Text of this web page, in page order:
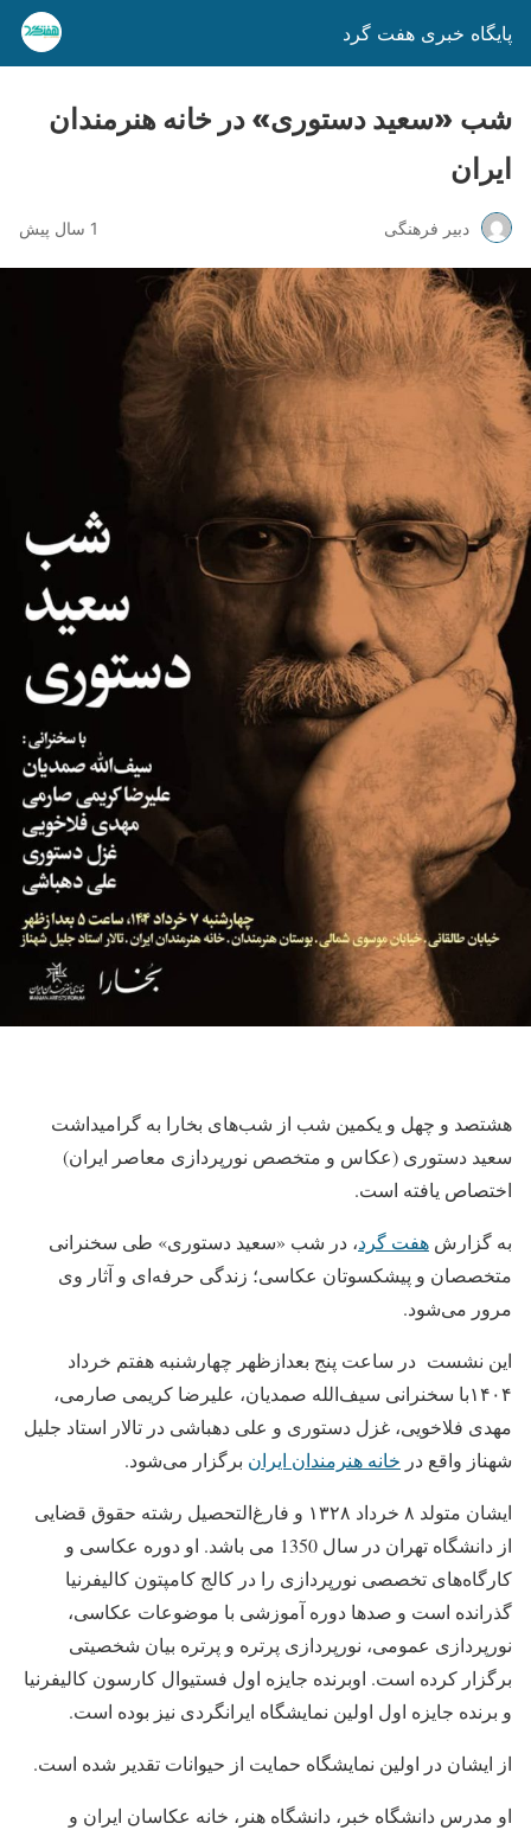
پایگاه خبری هفت گرد
شب «سعید دستوری» در خانه هنرمندان
ایران
دبیر فرهنگی 1 سال پیش
هشتصد و چهل و یکمین شب از شب‌های بخارا به گرامیداشت
سعید دستوری (عکاس و متخصص نورپردازی معاصر ایران)
اختصاص یافته است.
به گزارش هفت گرد، در شب «سعید دستوری» طی سخنرانی
متخصصان و پیشکسوتان عکاسی؛ زندگی حرفه‌ای و آثار وی
مرور می‌شود.
این نشست در ساعت پنج بعدازظهر چهارشنبه هفتم خرداد
۱۴۰۴با سخنرانی سیف‌الله صمدیان، علیرضا کریمی صارمی،
مهدی فلاخویی، غزل دستوری و علی دهباشی در تالار استاد جلیل
شهناز واقع در خانه هنرمندان ایران برگزار می‌شود.
ایشان متولد ۸ خرداد ۱۳۲۸ و فارغ‌التحصیل رشته حقوق قضایی
از دانشگاه تهران در سال 1350 می باشد. او دوره عکاسی و
کارگاه‌های تخصصی نورپردازی را در کالج کامپتون کالیفرنیا
گذرانده است و صدها دوره آموزشی با موضوعات عکاسی،
نورپردازی عمومی، نورپردازی پرتره و پرتره بیان شخصیتی
برگزار کرده است. اوبرنده جایزه اول فستیوال کارسون کالیفرنیا
و برنده جایزه اول اولین نمایشگاه ایرانگردی نیز بوده است.
از ایشان در اولین نمایشگاه حمایت از حیوانات تقدیر شده است.
او مدرس دانشگاه خبر، دانشگاه هنر، خانه عکاسان ایران و